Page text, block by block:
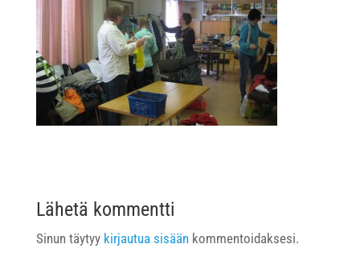
Lähetä kommentti
Sinun täytyy kirjautua sisäänkommentoidaksesi.